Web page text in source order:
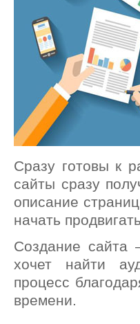
Сразу готовы к
сайты сразу
описание
начать
Создание сайта
хочет найти
процесс
времени.